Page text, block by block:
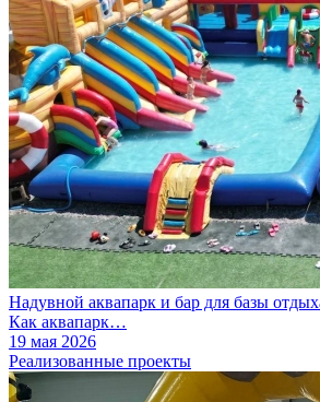
Надувной аквапарк и бар для базы
Как аквапарк…
19 мая 2026
Реализованные проекты